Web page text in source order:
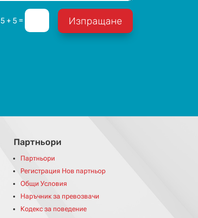
5 + 5= Изпращане
Партньори
Партньори
Регистрация Нов партньор
Общи Условия
Наръчник за превозвачи
Кодекс за поведение